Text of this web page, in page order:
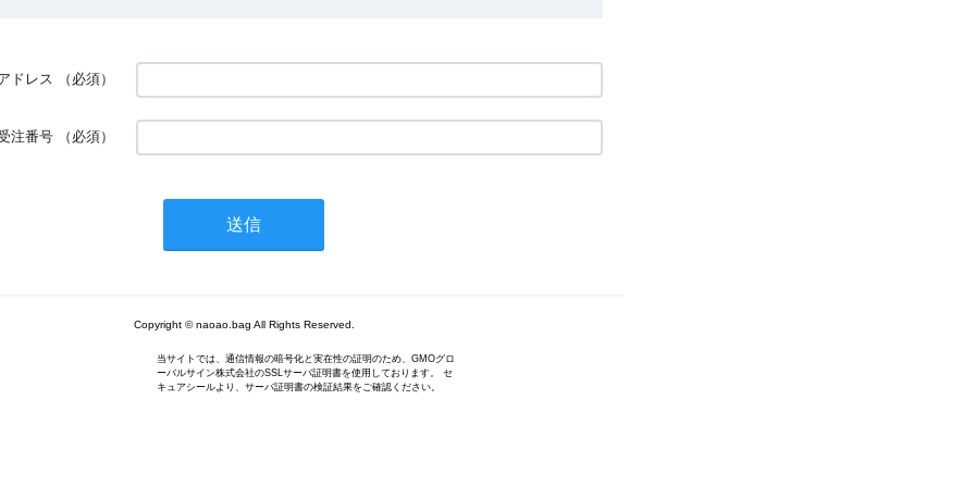
ドレス （必須）
注番号 （必須）
Copyright © naoao.bag All Rights Reserved.
当サイトでは、通信情報の暗号化と実在性の証明のため、GMOグロ
ーバルサイン株式会社のSSLサーバ証明書を使用しております。 セ
キュアシールより、サーバ証明書の検証結果をご確認ください。